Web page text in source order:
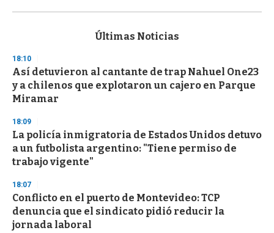
s
d
s
o
f
3
s
e
c
o
n
Últimas Noticias
18:10
Así detuvieron al cantante de trap Nahuel One23
y a chilenos que explotaron un cajero en Parque
Miramar
18:09
La policía inmigratoria de Estados Unidos detuvo
a un futbolista argentino: "Tiene permiso de
trabajo vigente"
18:07
Conflicto en el puerto de Montevideo: TCP
denuncia que el sindicato pidió reducir la
jornada laboral